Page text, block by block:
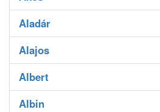
Aladár
Alajos
Albert
Albin